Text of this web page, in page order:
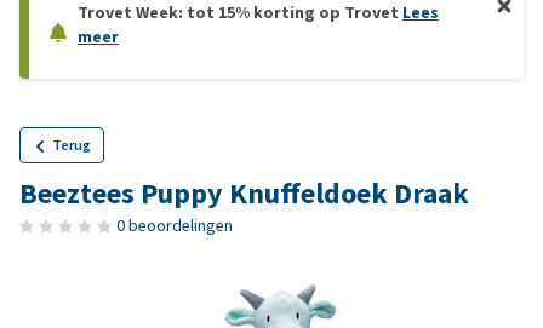
Trovet Week: tot 15% korting op Trovet Lees
meer
Terug
Beeztees Puppy Knuffeldoek Draak
0 beoordelingen